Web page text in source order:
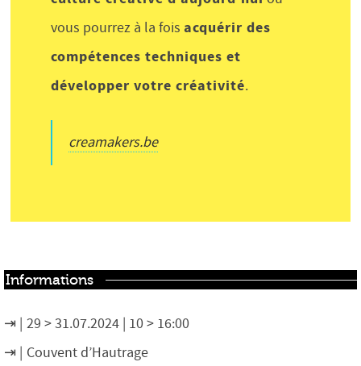
vous pourrez à la fois acquérir des
compétences techniques et
développer votre créativité.
creamakers.be
Informations
29 > 31.07.2024 | 10 > 16:00
Couvent d’Hautrage